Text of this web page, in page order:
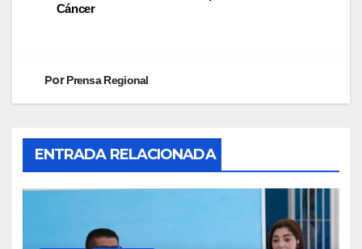
Cáncer
PorPrensa Regional
ENTRADA RELACIONADA